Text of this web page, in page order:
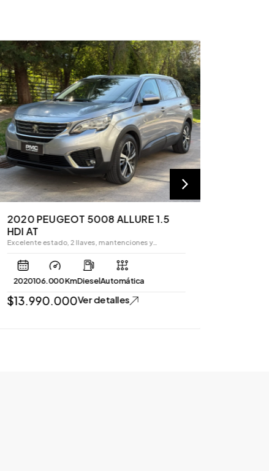
2020 PEUGEOT 5008 ALLURE 1.5
HDI AT
Excelente estado, 2 llaves, mantenciones y…
2020106.000 KmDieselAutomática
13.990.000Ver detalles